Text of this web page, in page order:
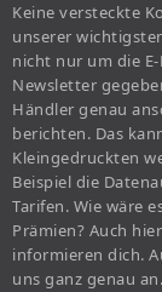
Keine versteckte
unserer
nicht nur um die
Newsletter
Händler genau
berichten. Das
Kleingedruckten
Beispiel die
Tarifen. Wie wäre
Prämien? Auch
informieren dich.
uns ganz genau